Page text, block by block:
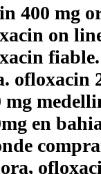
400 mg
on
ofloxacin
mg
en